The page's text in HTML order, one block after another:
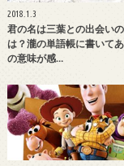
2018.1.3
君の名は三葉との出会い
は？瀧の単語帳に書いて
の意味が感…